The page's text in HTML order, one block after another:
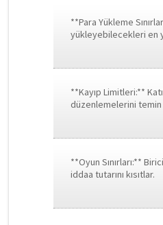
**Para Yükleme
yükleyebilecekleri en
**Kayıp Limitleri:**
düzenlemelerini temin
**Oyun Sınırları:**
iddaa tutarını kısıtlar.